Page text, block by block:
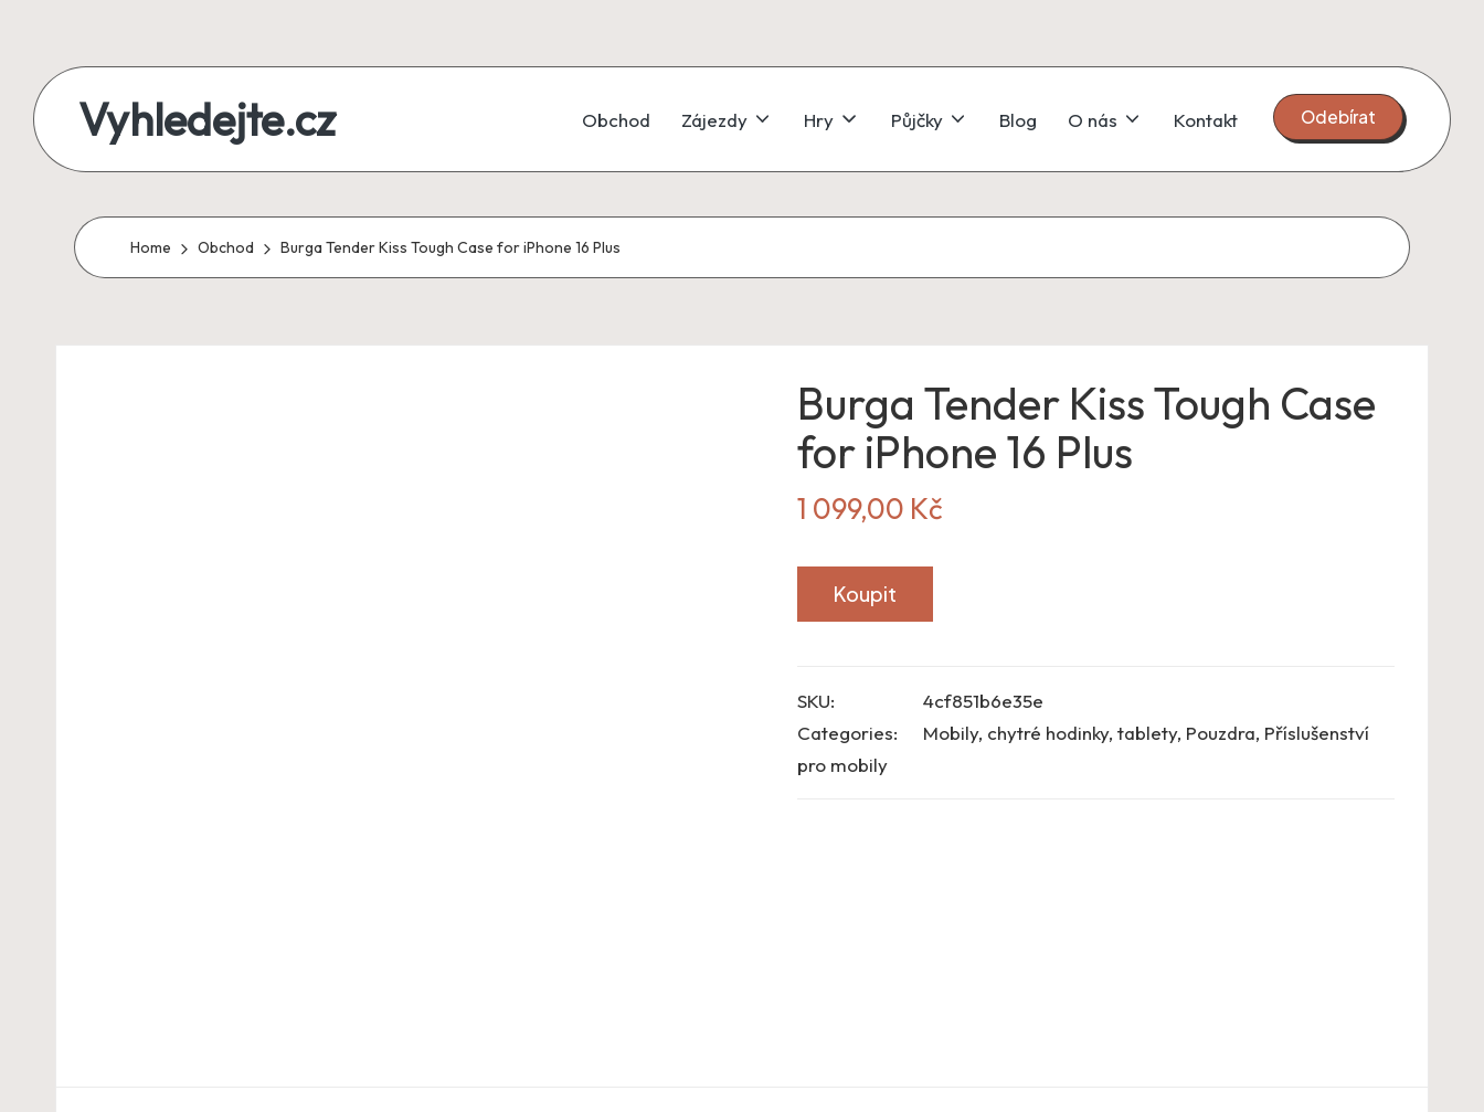
content
Vyhledejte.cz
produkty
i
Obchod Zájezdy Hry Půjčky Blog O nás Kontakt Odebírat
Home Obchod Burga Tender Kiss Tough Case for iPhone 16 Plus
Burga Tender Kiss Tough Case
for iPhone 16 Plus
1 099,00 Kč
Koupit
SKU:
4cf851b6e35e
Categories:
Mobily, chytré hodinky, tablety, Pouzdra, Příslušenství
pro mobily